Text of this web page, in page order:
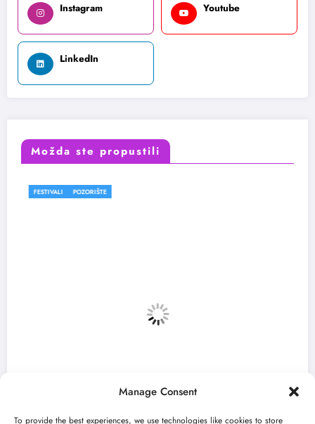
Manage Consent
To provide the best experiences, we use technologies like cookies to store
Instagram Youtube
LinkedIn
Možda ste propustili
POZORIŠTE